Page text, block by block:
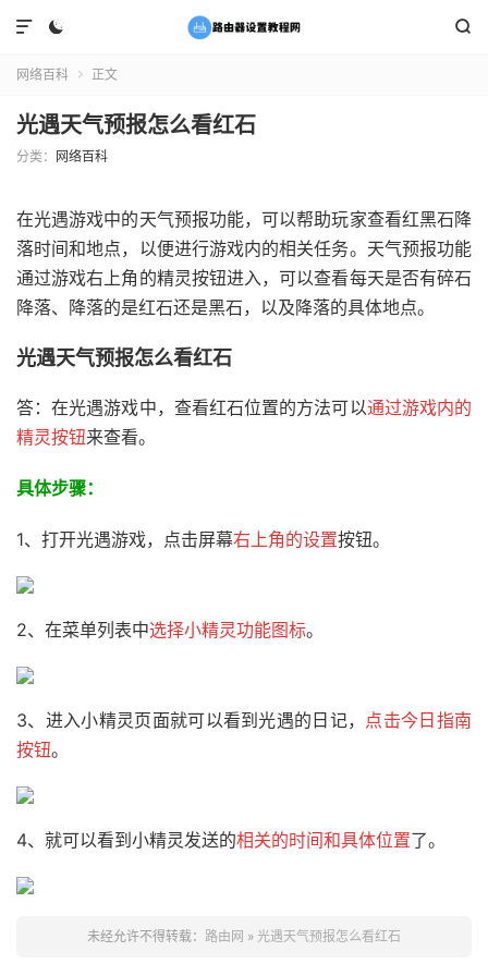
 

网络百科  正文
光遇天气预报怎么看红石
分类： 网络百科
在光遇游戏中的天气预报功能，可以帮助玩家查看红黑石降
落时间和地点，以便进行游戏内的相关任务。天气预报功能
通过游戏右上角的精灵按钮进入，可以查看每天是否有碎石
降落、降落的是红石还是黑石，以及降落的具体地点。
光遇天气预报怎么看红石
答：在光遇游戏中，查看红石位置的方法可以通过游戏内的
精灵按钮来查看。
具体步骤：
1、打开光遇游戏，点击屏幕右上角的设置按钮。
2、在菜单列表中选择小精灵功能图标。
3、进入小精灵页面就可以看到光遇的日记， 点击今日指南
按钮。
4、就可以看到小精灵发送的相关的时间和具体位置了。
未经允许不得转载： 路由网 » 光遇天气预报怎么看红石